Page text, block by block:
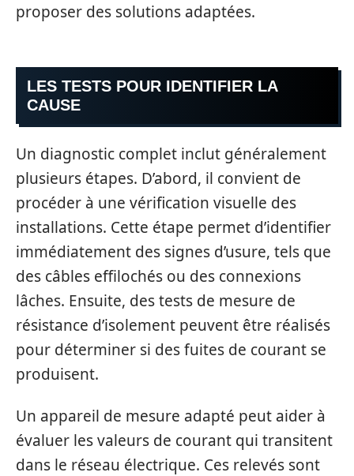
proposer des solutions adaptées.
LES TESTS POUR IDENTIFIER LA
CAUSE
Un diagnostic complet inclut généralement
plusieurs étapes. D’abord, il convient de
procéder à une vérification visuelle des
installations. Cette étape permet d’identifier
immédiatement des signes d’usure, tels que
des câbles effilochés ou des connexions
lâches. Ensuite, des tests de mesure de
résistance d’isolement peuvent être réalisés
pour déterminer si des fuites de courant se
produisent.
Un appareil de mesure adapté peut aider à
évaluer les valeurs de courant qui transitent
dans le réseau électrique. Ces relevés sont